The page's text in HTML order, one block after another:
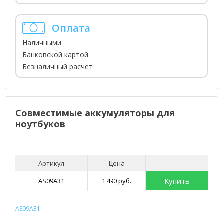
Оплата
Наличными
Банковской картой
Безналичный расчет
Совместимые аккумуляторы для
ноутбуков
Артикул
Цена
AS09A31
1 490 руб. Купить
AS09A31